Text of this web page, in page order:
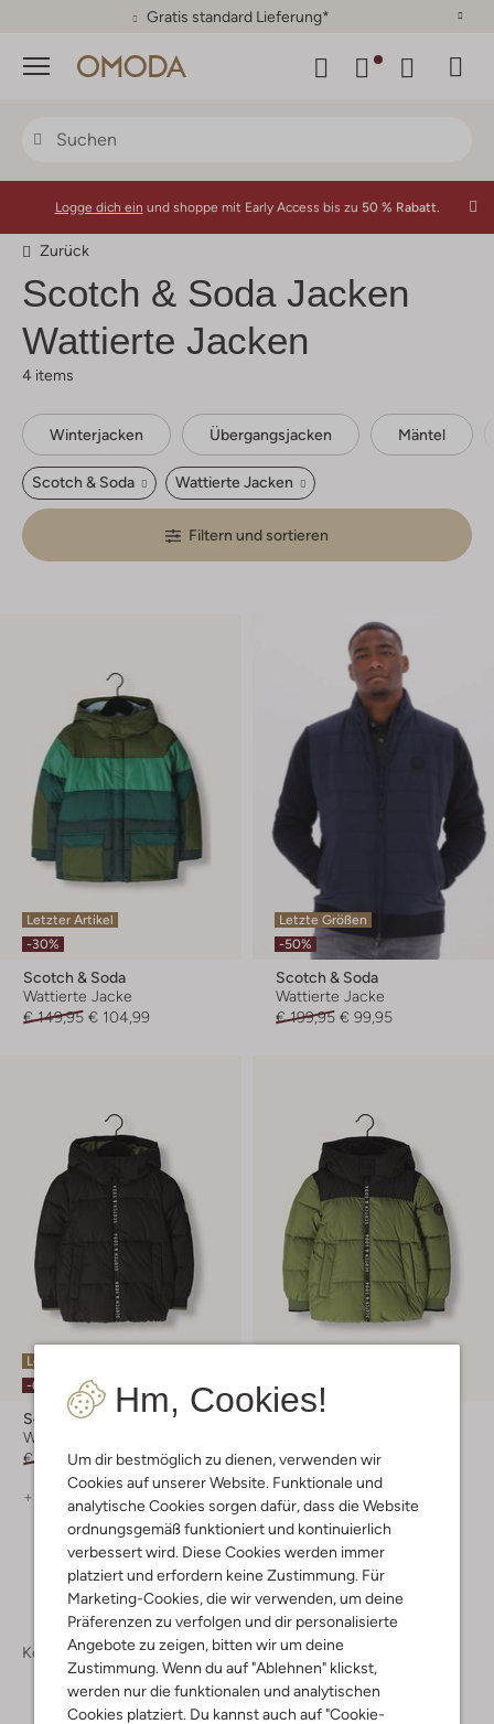
Gratis standard Lieferung*
Menü
Hm, Cookies!
Um dir bestmöglich zu dienen, verwenden wir
Cookies auf unserer Website. Funktionale und
analytische Cookies sorgen dafür, dass die Website
ordnungsgemäß funktioniert und kontinuierlich
verbessert wird. Diese Cookies werden immer
platziert und erfordern keine Zustimmung. Für
Marketing-Cookies, die wir verwenden, um deine
Präferenzen zu verfolgen und dir personalisierte
Angebote zu zeigen, bitten wir um deine
Zustimmung. Wenn du auf "Ablehnen" klickst,
werden nur die funktionalen und analytischen
Cookies platziert. Du kannst auch auf "Cookie-
Logge dich ein und shoppe mit Early Access bis zu 50 % Rabatt.
Zurück
Scotch & SodaJacken
Wattierte Jacken
4 items
Winterjacken Übergangsjacken Mäntel
Scotch & Soda Wattierte Jacken
Filtern und sortieren
Letzter Artikel
-30%
Scotch & Soda
Wattierte Jacke
€ 149,95 € 104,99
Letzte Größen
-50%
Scotch & Soda
Wattierte Jacke
€ 199,95 € 99,95
Letzte Größen
-60%
Scotch & Soda
Wattierte Jacke
€ 139,95 € 55,99
+ mehr farben
€ 139,95 € 83,99
+ mehr farben
Kollektion Bekleidung Jacken